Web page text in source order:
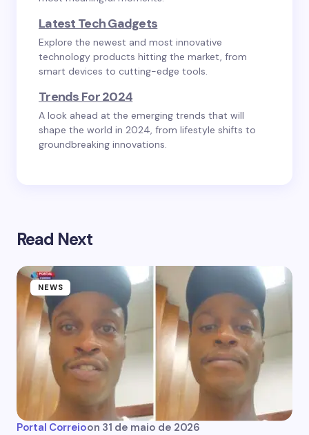
Latest Tech Gadgets
Explore the newest and most innovative
technology products hitting the market, from
smart devices to cutting-edge tools.
Trends For 2024
A look ahead at the emerging trends that will
shape the world in 2024, from lifestyle shifts to
groundbreaking innovations.
Read Next
NEWS
Portal Correioon 31 de maio de 2026